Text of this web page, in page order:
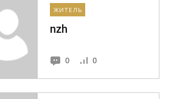
ЖИТЕЛЬ
nzh
0 0